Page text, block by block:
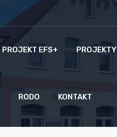
PROJEKT EFS+ PROJEKTY
RODO KONTAKT